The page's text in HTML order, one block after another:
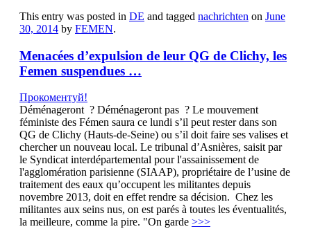
This entry was posted in DE and tagged nachrichten on June
30, 2014 by FEMEN.
Menacées d’expulsion de leur QG de Clichy, les
Femen suspendues …
Прокоментуй!
Déménageront ? Déménageront pas ? Le mouvement
féministe des Fémen saura ce lundi s’il peut rester dans son
QG de Clichy (Hauts-de-Seine) ou s’il doit faire ses valises et
chercher un nouveau local. Le tribunal d’Asnières, saisit par
le Syndicat interdépartemental pour l'assainissement de
l'agglomération parisienne (SIAAP), propriétaire de l’usine de
traitement des eaux qu’occupent les militantes depuis
novembre 2013, doit en effet rendre sa décision. Chez les
militantes aux seins nus, on est parés à toutes les éventualités,
la meilleure, comme la pire. "On garde >>>